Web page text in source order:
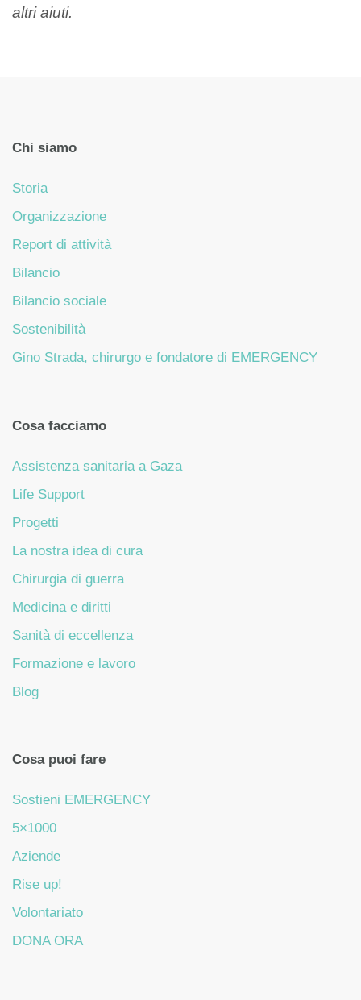
altri aiuti.
Chi siamo
Storia
Organizzazione
Report di attività
Bilancio
Bilancio sociale
Sostenibilità
Gino Strada, chirurgo e fondatore di EMERGENCY
Cosa facciamo
Assistenza sanitaria a Gaza
Life Support
Progetti
La nostra idea di cura
Chirurgia di guerra
Medicina e diritti
Sanità di eccellenza
Formazione e lavoro
Blog
Cosa puoi fare
Sostieni EMERGENCY
5×1000
Aziende
Rise up!
Volontariato
DONA ORA